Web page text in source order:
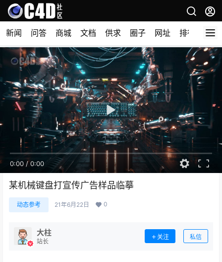
新闻 问答 商城 文档 供求 圈子 网址 排行榜
0:00 /0:00
某机械键盘打宣传广告样品临摹
动态参考 21年6月22日 0
大柱
站长
关注 私信